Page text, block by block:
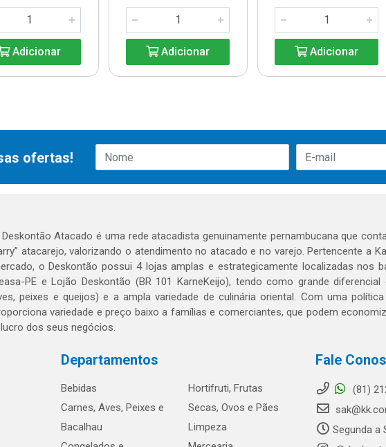
Adicionar Adicionar Adicionar
ofertas!
Deskontão Atacado é uma rede atacadista genuinamente pernambucana que
atacarejo, valorizando o atendimento no atacado e no varejo. Pertencente a
o Deskontão possui 4 lojas amplas e estrategicamente localizadas nos
PE e Lojão Deskontão (BR 101 KarneKeijo), tendo como grande
peixes e queijos) e a ampla variedade de culinária oriental. Com uma
variedade e preço baixo a famílias e comerciantes, que podem
dos seus negócios.
Departamentos
Bebidas
Carnes, Aves, Peixes e
Bacalhau
Hortifruti, Frutas
Secas, Ovos e Pães
Limpeza
Fale
(81)
Segunda a